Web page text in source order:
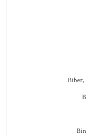
Biber,